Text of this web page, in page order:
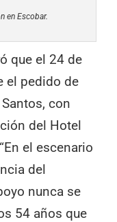
en Escobar.
que el 24 de
el pedido de
con
del Hotel
el escenario
del
nunca se
54 años que